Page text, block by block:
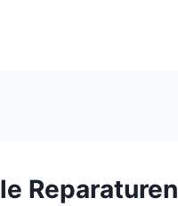
Reparaturen